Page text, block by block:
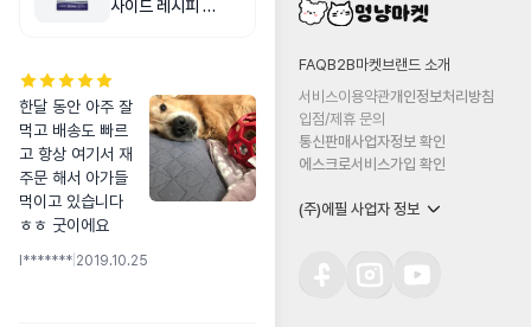
사이드 레시피 치
한달 동안 아주 잘
먹고 배송도 빠르
고 항상 여기서 재
주문 해서 아가들
먹이고 있습니다
ㅎㅎ 굿이에요
l******* 2019.10.25
FAQB2B마켓 브랜드 소개
서비스이용약관개인정보처리방침
입점/제휴 문의
통신판매사업자정보 확인
에스크로서비스가입 확인
(주)에필 사업자 정보